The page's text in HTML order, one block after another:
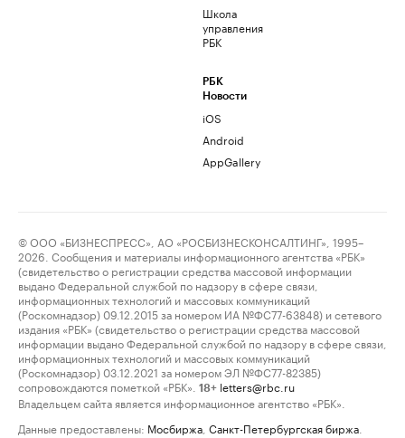
Школа
управления
РБК
РБК
Новости
iOS
Android
AppGallery
© ООО «БИЗНЕСПРЕСС», АО «РОСБИЗНЕСКОНСАЛТИНГ», 1995–
2026. Сообщения и материалы информационного агентства «РБК»
(свидетельство о регистрации средства массовой информации
выдано Федеральной службой по надзору в сфере связи,
информационных технологий и массовых коммуникаций
(Роскомнадзор) 09.12.2015 за номером ИА №ФС77-63848) и сетевого
издания «РБК» (свидетельство о регистрации средства массовой
информации выдано Федеральной службой по надзору в сфере связи,
информационных технологий и массовых коммуникаций
(Роскомнадзор) 03.12.2021 за номером ЭЛ №ФС77-82385)
сопровождаются пометкой «РБК».
18+ letters@rbc.ru
Владельцем сайта является информационное агентство «РБК».
Данные предоставлены: Мосбиржа Санкт-Петербургская биржа